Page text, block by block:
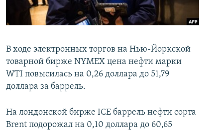
İNFOQRAFIKA
KARIKATURA
AZƏRBAYCAN ƏDƏBIYYATI KITABXANASI
İSLAM VƏ DEMOKRATIYA
MISSIYAMIZ
PEŞƏ ETIKASI VƏ JURNALISTIKA STANDARTLARIMIZ
AZADLIQRADIOSU MOBIL TELEFONUNUZDA
BIZIMLƏ ƏLAQƏ
BIZI IZLƏ
RFE/RL-in bütün saytları
В ходе электронных торгов на Нью-Йоркской
товарной бирже NYMEX цена нефти марки
WTI повысилась на 0,26 доллара до 51,79
доллара за баррель.
На лондонской бирже ICE баррель нефти сорта
Brent подорожал на 0,10 доллара до 60,65